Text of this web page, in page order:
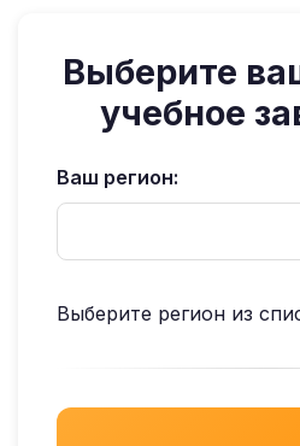
Выберите
учебное
Ваш регион:
Выберите регион из